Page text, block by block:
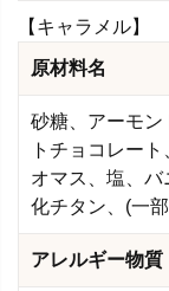
【キャラメル】
原材料名
砂糖、アーモン
トチョコレー
オマス、塩、
化チタン、(一
アレルギー物質